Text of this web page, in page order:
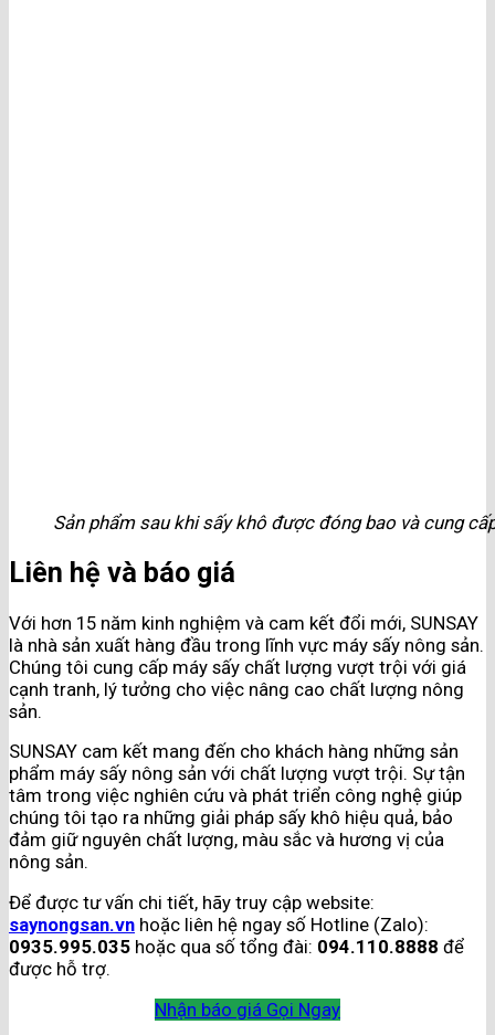
Sản phẩm sau khi sấy khô được đóng bao và cung
Liên hệ và báo giá
Với hơn 15 năm kinh nghiệm và cam kết đổi mới, SUNSAY
là nhà sản xuất hàng đầu trong lĩnh vực máy sấy nông sản.
Chúng tôi cung cấp máy sấy chất lượng vượt trội với giá
cạnh tranh, lý tưởng cho việc nâng cao chất lượng nông
sản.
SUNSAY cam kết mang đến cho khách hàng những sản
phẩm máy sấy nông sản với chất lượng vượt trội. Sự tận
tâm trong việc nghiên cứu và phát triển công nghệ giúp
chúng tôi tạo ra những giải pháp sấy khô hiệu quả, bảo
đảm giữ nguyên chất lượng, màu sắc và hương vị của
nông sản.
Để được tư vấn chi tiết, hãy truy cập website:
saynongsan.vn hoặc liên hệ ngay số Hotline (Zalo):
0935.995.035 hoặc qua số tổng đài: 094.110.8888 để
được hỗ trợ.
Nhận báo giá Gọi Ngay